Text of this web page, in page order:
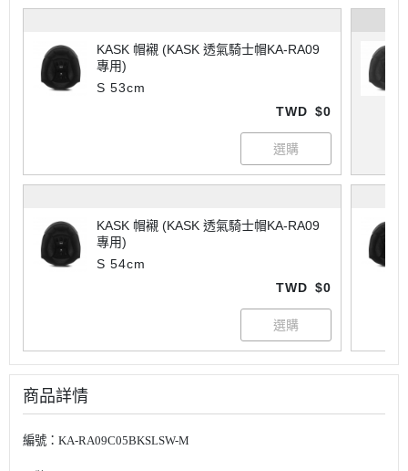
KASK 帽襯 (KASK 透氣騎士帽KA-RA09
專用)
S 53cm
TWD $0
KASK 帽襯 (KASK 透氣騎士帽KA-RA09
專用)
S 54cm
TWD $0
商品詳情
編號：KA-RA09C05BKSLSW-M